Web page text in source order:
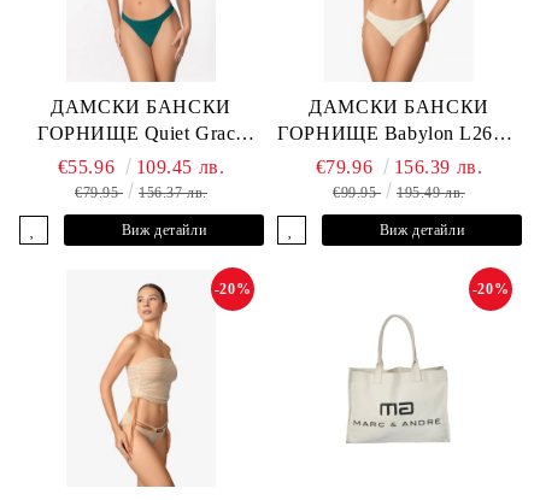
ДАМСКИ БАНСКИ
ГОРНИЩЕ Quiet Grace
L2607-Y-352 MARC &
ANDRE
€55.96 109.45 лв.
€79.95 156.37 лв.
Виж детайли
ДАМСКИ БАНСКИ
ГОРНИЩЕ Babylon L2613-
YP-682 MARC & ANDRE
€79.96 156.39 лв.
€99.95 195.49 лв.
Виж детайли
-20% -20%